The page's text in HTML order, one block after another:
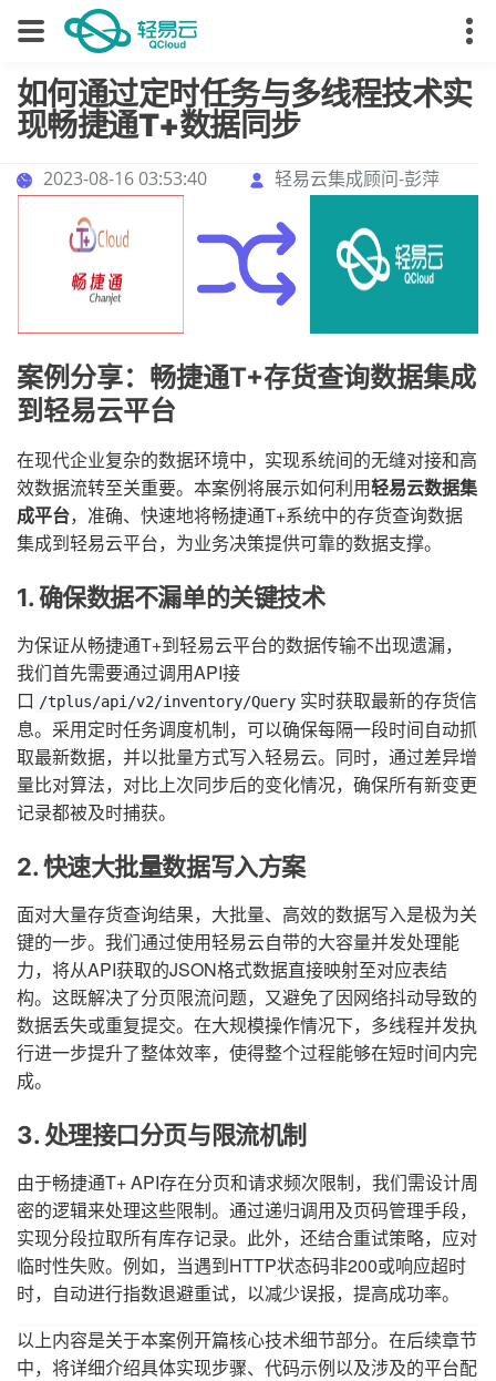
如何通过定时任务与多线程技术实
现畅捷通T+数据同步
2023-08-16 03:53:40 轻易云集成顾问-彭萍
案例分享：畅捷通T+存货查询数据集成
到轻易云平台
在现代企业复杂的数据环境中，实现系统间的无缝对接和高
效数据流转至关重要。本案例将展示如何利用轻易云数据集
成平台，准确、快速地将畅捷通T+系统中的存货查询数据
集成到轻易云平台，为业务决策提供可靠的数据支撑。
1. 确保数据不漏单的关键技术
为保证从畅捷通T+到轻易云平台的数据传输不出现遗漏，
我们首先需要通过调用API接
口 /tplus/api/v2/inventory/Query 实时获取最新的存货信
息。采用定时任务调度机制，可以确保每隔一段时间自动抓
取最新数据，并以批量方式写入轻易云。同时，通过差异增
量比对算法，对比上次同步后的变化情况，确保所有新变更
记录都被及时捕获。
2. 快速大批量数据写入方案
面对大量存货查询结果，大批量、高效的数据写入是极为关
键的一步。我们通过使用轻易云自带的大容量并发处理能
力，将从API获取的JSON格式数据直接映射至对应表结
构。这既解决了分页限流问题，又避免了因网络抖动导致的
数据丢失或重复提交。在大规模操作情况下，多线程并发执
行进一步提升了整体效率，使得整个过程能够在短时间内完
成。
3. 处理接口分页与限流机制
由于畅捷通T+ API存在分页和请求频次限制，我们需设计周
密的逻辑来处理这些限制。通过递归调用及页码管理手段，
实现分段拉取所有库存记录。此外，还结合重试策略，应对
临时性失败。例如，当遇到HTTP状态码非200或响应超时
时，自动进行指数退避重试，以减少误报，提高成功率。
以上内容是关于本案例开篇核心技术细节部分。在后续章节
中，将详细介绍具体实现步骤、代码示例以及涉及的平台配